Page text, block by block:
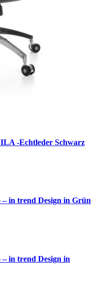
-Echtleder Schwarz
– in trend Design in Grün
– in trend Design in